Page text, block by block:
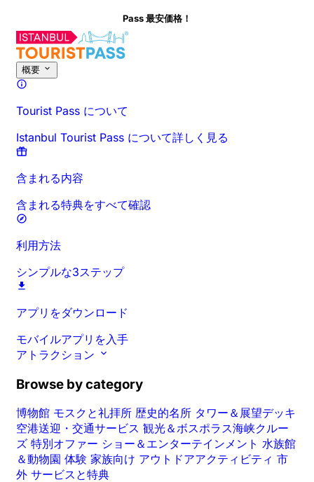
Pass 最安価格！
概要
Tourist Pass について
Istanbul Tourist Pass について詳しく見る
含まれる内容
含まれる特典をすべて確認
利用方法
シンプルな3ステップ
アプリをダウンロード
モバイルアプリを入手
アトラクション
Browse by category
博物館 モスクと礼拝所 歴史的名所 タワー＆展望デッキ
空港送迎・交通サービス 観光＆ボスポラス海峡クルー
ズ 特別オファー ショー＆エンターテインメント 水族館
＆動物園 体験 家族向け アウトドアアクティビティ 市
外 サービスと特典
このアクティビティについて 概要 時間と所要時間